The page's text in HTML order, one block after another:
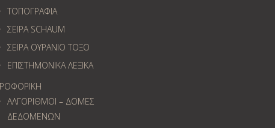
ΤΟΠΟΓΡΑΦΙΑ
ΣΕΙΡΑ SCHAUM
ΣΕΙΡΑ ΟΥΡΑΝΙΟ ΤΟΞΟ
ΕΠΙΣΤΗΜΟΝΙΚΑ ΛΕΞΙΚΑ
ΑΛΓΟΡΙΘΜΟΙ – ΔΟΜΕΣ
ΔΕΔΟΜΕΝΩΝ